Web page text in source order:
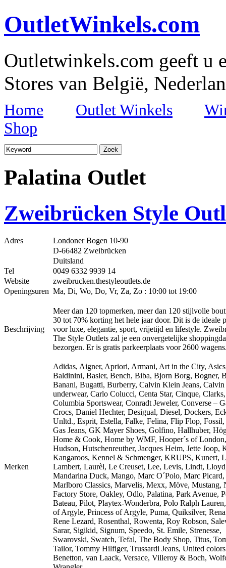
OutletWinkels.com
Outletwinkels.com geeft u
Stores van België,
Home Outlet Winkels
Shop
Palatina Outlet
Zweibrücken Style
Adres
Londoner Bogen 10-90
D-66482 Zweibrücken
Duitsland
Tel
0049 6332 9939 14
Website
zweibrucken.thestyleoutlets.de
Openingsuren Ma, Di, Wo, Do, Vr, Za, Zo : 10:00 tot 19:00
Beschrijving
Meer dan 120 topmerken, meer dan 120 stijlvolle
30 tot 70% korting het hele jaar door. Dit is de ideale
voor luxe, elegantie, sport, vrijetijd en lifestyle.
The Style Outlets zal je een onvergetelijke
bezorgen. Er is gratis parkeerplaats voor 2600
Merken
Adidas, Aigner, Apriori, Armani, Art in the City,
Baldinini, Basler, Bench, Biba, Bjorn Borg, Bogner,
Banani, Bugatti, Burberry, Calvin Klein Jeans,
underwear, Carlo Colucci, Centa Star, Cinque, Clarks,
Columbia Sportswear, Conradt Jeweler, Converse –
Crocs, Daniel Hechter, Desigual, Diesel, Dockers,
Unltd., Esprit, Estella, Falke, Felina, Flip Flop, Fossil,
Gas Jeans, GK Mayer Shoes, Golfino, Hallhuber,
Home & Cook, Home by WMF, Hooper´s of London,
Hudson, Hutschenreuther, Jacques Heim, Jette Joop,
Kangaroos, Kennel & Schmenger, KRUPS, Kunert,
Lambert, Laurèl, Le Creuset, Lee, Levis, Lindt,
Mandarina Duck, Mango, Marc O´Polo, Marc Picard,
Marlboro Classics, Marvelis, Mexx, Möve, Mustang,
Factory Store, Oakley, Odlo, Palatina, Park Avenue,
Bateau, Pilot, Playtex-Wonderbra, Polo Ralph
of Argyle, Princess of Argyle, Puma, Quiksilver,
Rene Lezard, Rosenthal, Rowenta, Roy Robson,
Sarar, Sigikid, Signum, Speedo, St. Emile, Strenesse,
Swarovski, Swatch, Tefal, The Body Shop, Titus,
Tailor, Tommy Hilfiger, Trussardi Jeans, United
Benetton, van Laack, Versace, Villeroy & Boch,